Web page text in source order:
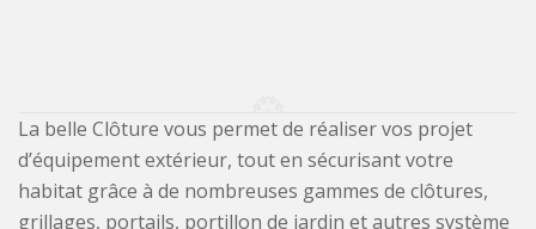
La belle Clôture vous permet de réaliser vos projet
d’équipement extérieur, tout en sécurisant votre
habitat grâce à de nombreuses gammes de clôtures,
grillages, portails, portillon de jardin et autres système